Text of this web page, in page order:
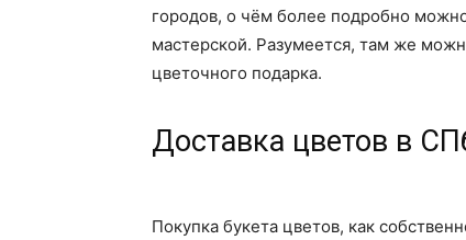
городов, о чём более подробно
мастерской. Разумеется, там же
цветочного подарка.
Доставка цветов в
Покупка букета цветов, как